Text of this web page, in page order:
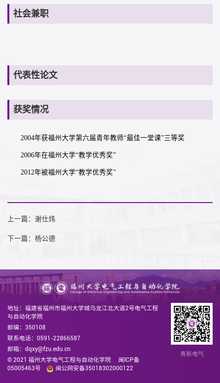
社会兼职
代表性论文
获奖情况
2004年获福州大学第六届青年教师“最佳一堂课”三等奖
2006年在福州大学“教学优秀奖”
2012年被福州大学“教学优秀奖”
上一篇：谢仕炜
下一篇：杨公德
地址：福建省福州市福州大学城乌龙江北大道2号电气工程
与自动化学院
邮编：350108
联系电话：0591-22866587
邮箱：dqxy@fzu.edu.cn
© 2021 福州大学电气工程与自动化学院 闽ICP备
05005463号
闽公网安备35018302000122
青新电气